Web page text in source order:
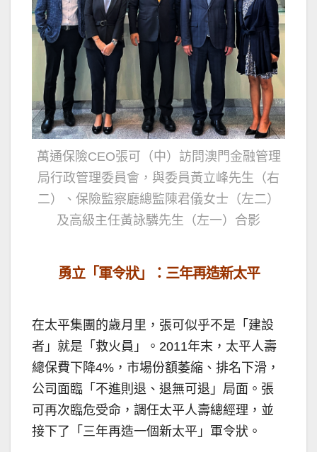
萬通保險CEO張可（中）訪問澳門金融管理
局行政管理委員會，與委員黃立峰先生（右
二）、保險監察廳總監陳君儀女士（左二）
及高級主任黃詠驎先生（左一）合影
勇立「軍令狀」：三年再造新太平
在太平集團的歲月里，張可似乎不是「建設
者」就是「救火員」。2011年末，太平人壽
總保費下降4%，市場份額萎縮、排名下滑，
公司面臨「不進則退、退無可退」局面。張
可再次臨危受命，調任太平人壽總經理，並
接下了「三年再造一個新太平」軍令狀。